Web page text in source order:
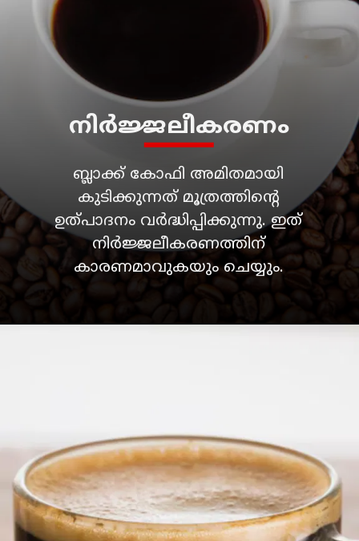
ബ്ലാക്ക് കോഫി അമിതമായി
കുടിക്കുന്നത് മൂത്രത്തിൻ്റെ
ഉത്പാദനം വർദ്ധിപ്പിക്കുന്നു. ഇത്
നിർജ്ജലീകരണത്തിന്
നിർജ്ജലീകരണം